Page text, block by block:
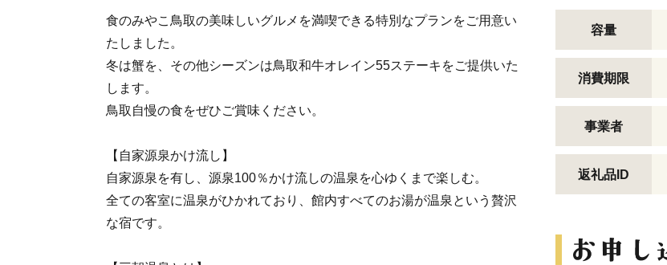
食のみやこ鳥取の美味しいグルメを満喫できる特別なプランをご用意い
たしました。
冬は蟹を、その他シーズンは鳥取和牛オレイン55ステーキをご提供いた
します。
鳥取自慢の食をぜひご賞味ください。
【自家源泉かけ流し】
自家源泉を有し、源泉100％かけ流しの温泉を心ゆくまで楽しむ。
全ての客室に温泉がひかれており、館内すべてのお湯が温泉という贅沢
な宿です。
容量
消費期限
事業者
返礼品ID